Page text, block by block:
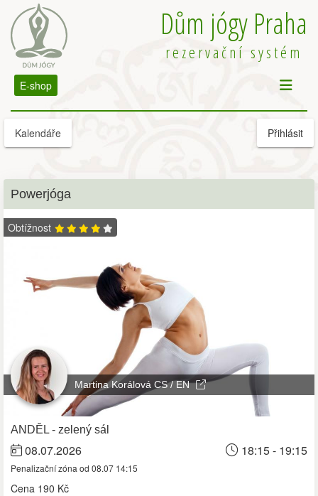
Dům jógy Praha
rezervační systém
E-shop
Kalendáře Přihlásit
Powerjóga
Obtížnost
Martina Korálová CS / EN
ANDĚL - zelený sál
08.07.2026 18:15 - 19:15
Penalizační zóna od 08.07 14:15
Cena 190 Kč